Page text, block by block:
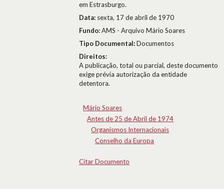
em Estrasburgo.
Data: sexta, 17 de abril de 1970
Fundo:AMS - Arquivo Mário Soares
Tipo Documental:Documentos
Direitos:
A publicação, total ou parcial, deste documento
exige prévia autorização da entidade
detentora.
Mário Soares
Antes de 25 de Abril de 1974
Organismos Internacionais
Conselho da Europa
Citar Documento